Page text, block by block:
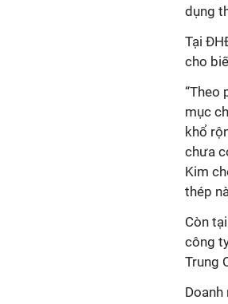
dụng
Tại
cho
“Theo
mục
khổ
chưa
Kim
thép
Còn
công
Trung